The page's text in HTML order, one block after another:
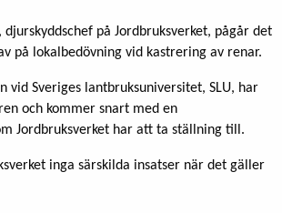
djurskyddschef på Jordbruksverket, pågår det
på lokalbedövning vid kastrering av renar.
vid Sveriges lantbruksuniversitet, SLU, har
och kommer snart med en
Jordbruksverket har att ta ställning till.
inga särskilda insatser när det gäller